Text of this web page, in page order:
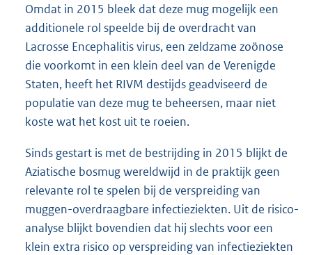
Omdat in 2015 bleek dat deze mug mogelijk een
additionele rol speelde bij de overdracht van
Lacrosse Encephalitis virus, een zeldzame zoönose
die voorkomt in een klein deel van de Verenigde
Staten, heeft het RIVM destijds geadviseerd de
populatie van deze mug te beheersen, maar niet
koste wat het kost uit te roeien.
Sinds gestart is met de bestrijding in 2015 blijkt de
Aziatische bosmug wereldwijd in de praktijk geen
relevante rol te spelen bij de verspreiding van
muggen-overdraagbare infectieziekten. Uit de risico-
analyse blijkt bovendien dat hij slechts voor een
klein extra risico op verspreiding van infectieziekten